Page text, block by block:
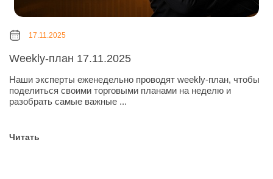
17.11.2025
Weekly-план 17.11.2025
Наши эксперты еженедельно проводят weekly-план, чтобы
поделиться своими торговыми планами на неделю и
разобрать самые важные ...
Читать